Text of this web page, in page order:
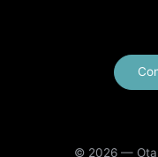
© 2026 —